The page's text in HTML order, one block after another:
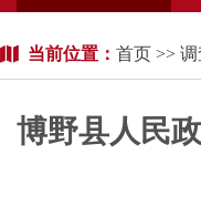
当前位置： 首页 >>
博野县人民